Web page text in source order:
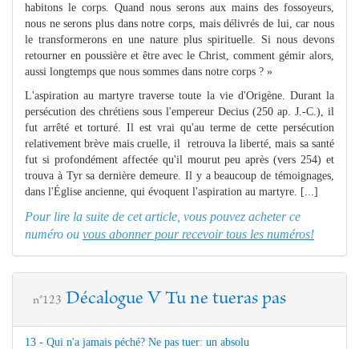
habitons le corps. Quand nous serons aux mains des fossoyeurs,
nous ne serons plus dans notre corps, mais délivrés de lui, car nous
le transformerons en une nature plus spirituelle. Si nous devons
retourner en poussière et être avec le Christ, comment gémir alors,
aussi longtemps que nous sommes dans notre corps ? »
L'aspiration au martyre traverse toute la vie d'Origène. Durant la
persécution des chrétiens sous l'empereur Decius (250 ap. J.-C.), il
fut arrêté et torturé. Il est vrai qu'au terme de cette persécution
relativement brève mais cruelle, il retrouva la liberté, mais sa santé
fut si profondément affectée qu'il mourut peu après (vers 254) et
trouva à Tyr sa dernière demeure. Il y a beaucoup de témoignages,
dans l'Église ancienne, qui évoquent l'aspiration au martyre. [...]
Pour lire la suite de cet article, vous pouvez acheter ce
numéro ou vous abonner pour recevoir tous les numéros!
n°123 Décalogue V Tu ne tueras pas
13 - Qui n'a jamais péché? Ne pas tuer: un absolu